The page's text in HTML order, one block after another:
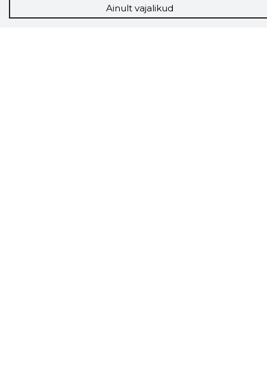
Ainult vajalikud